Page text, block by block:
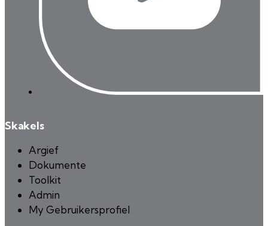
Skakels
Argief
Dokumente
Toolkit
Admin
My Gebruikersprofiel